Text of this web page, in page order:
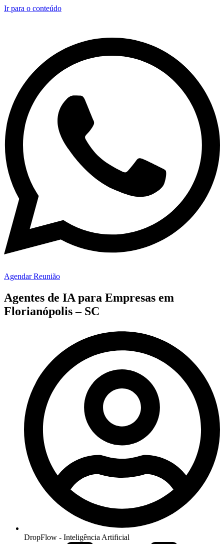
Ir para o conteúdo
Agendar Reunião
Agentes de IA para Empresas em
Florianópolis – SC
DropFlow - Inteligência Artificial